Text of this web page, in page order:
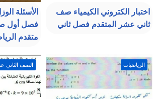
اختبار الكتروني الكيمياء صف
ثاني عشر المتقدم فصل ثاني
الأسئلة
فصل أول
متقدم
الرياضيات الصف الثاني